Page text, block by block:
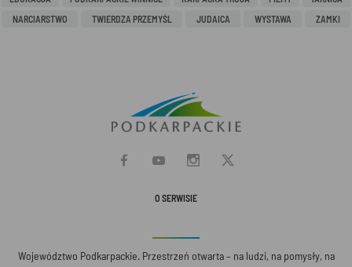
NARCIARSTWO
TWIERDZA PRZEMYŚL JUDAICA WYSTAWA ZAMKI
O SERWISIE
Województwo Podkarpackie. Przestrzeń otwarta – na ludzi, na pomysły, na